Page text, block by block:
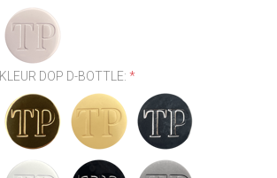
KLEUR DOP D-BOTTLE:*